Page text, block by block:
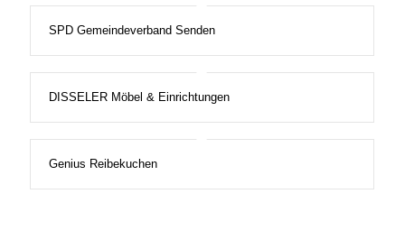
SPD Gemeindeverband Senden
DISSELER Möbel & Einrichtungen
Genius Reibekuchen